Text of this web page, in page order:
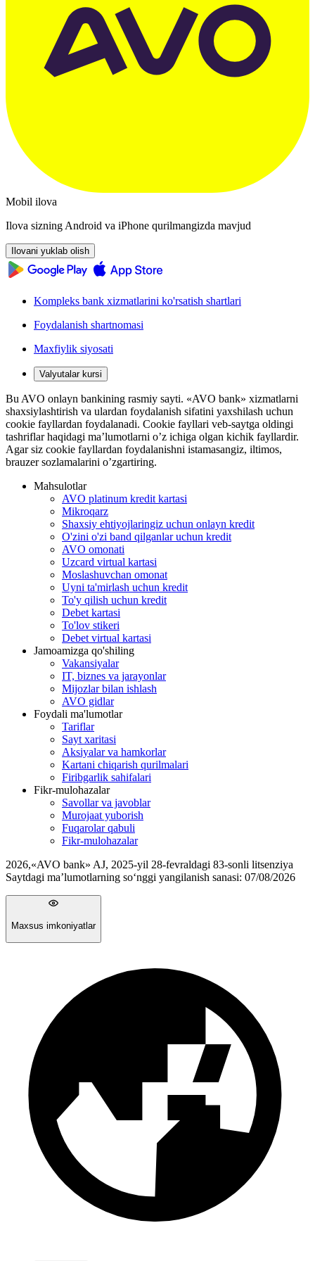
Mobil ilova
Ilova sizning Android va iPhone qurilmangizda mavjud
Ilovani yuklab olish
Kompleks bank xizmatlarini ko'rsatish shartlari
Foydalanish shartnomasi
Maxfiylik siyosati
Valyutalar kursi
Bu AVO onlayn bankining rasmiy sayti. «AVO bank» xizmatlarni
shaxsiylashtirish va ulardan foydalanish sifatini yaxshilash uchun
cookie fayllardan foydalanadi. Cookie fayllari veb-saytga oldingi
tashriflar haqidagi ma’lumotlarni o’z ichiga olgan kichik fayllardir.
Agar siz cookie fayllardan foydalanishni istamasangiz, iltimos,
brauzer sozlamalarini o’zgartiring.
Mahsulotlar
AVO platinum kredit kartasi
Mikroqarz
Shaxsiy ehtiyojlaringiz uchun onlayn kredit
O'zini o'zi band qilganlar uchun kredit
AVO omonati
Uzcard virtual kartasi
Moslashuvchan omonat
Uyni ta'mirlash uchun kredit
To'y qilish uchun kredit
Debet kartasi
To'lov stikeri
Debet virtual kartasi
Jamoamizga qo'shiling
Vakansiyalar
IT, biznes va jarayonlar
Mijozlar bilan ishlash
AVO gidlar
Foydali ma'lumotlar
Tariflar
Sayt xaritasi
Aksiyalar va hamkorlar
Kartani chiqarish qurilmalari
Firibgarlik sahifalari
Fikr-mulohazalar
Savollar va javoblar
Murojaat yuborish
Fuqarolar qabuli
Fikr-mulohazalar
2026,«AVO bank» AJ, 2025-yil 28-fevraldagi 83-sonli litsenziya
Saytdagi ma’lumotlarning so‘nggi yangilanish sanasi: 07/08/2026
Maxsus imkoniyatlar